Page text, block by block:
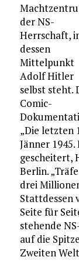
der NS-
Herrschaft,
dessen
Mittelpunkt
Adolf Hitler
selbst steht.
Comic-
„Die letzten
Jänner
gescheitert,
Berlin.
drei
Stattdessen
Seite für
stehende
auf die
Zweiten